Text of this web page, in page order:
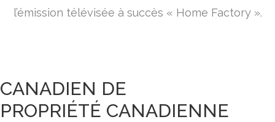
l’émission télévisée à succès « Home Factory ».
CANADIEN DE
PROPRIÉTÉ CANADIENNE